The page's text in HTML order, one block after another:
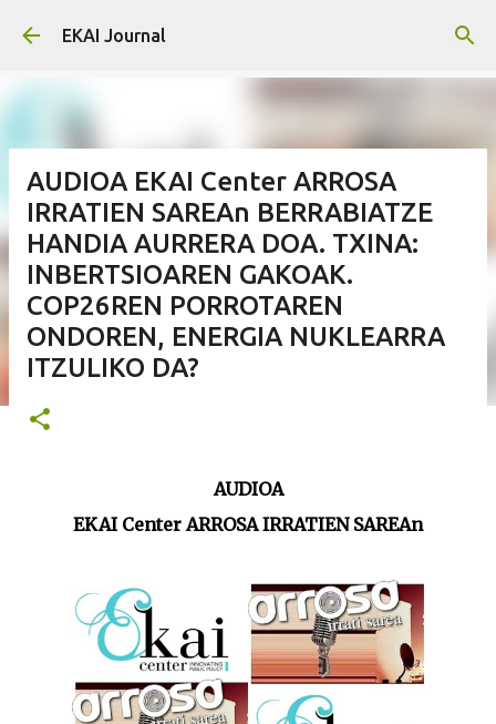
EKAI Journal
AUDIOA EKAI Center ARROSA
IRRATIEN SAREAn BERRABIATZE
HANDIA AURRERA DOA. TXINA:
INBERTSIOAREN GAKOAK.
COP26REN PORROTAREN
ONDOREN, ENERGIA NUKLEARRA
ITZULIKO DA?
AUDIOA
EKAI Center ARROSA IRRATIEN SAREAn